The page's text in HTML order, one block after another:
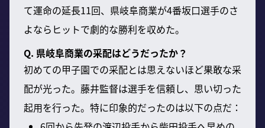
て運命の延長11回、県岐阜商業が4番坂口選手のさ
よならヒットで劇的な勝利を収めた。
Q. 県岐阜商業の采配はどうだったか？
初めての甲子園での采配とは思えないほど果敢な采
配が光った。藤井監督は選手を信頼し、思い切った
起用を行った。特に印象的だったのは以下の点だ：